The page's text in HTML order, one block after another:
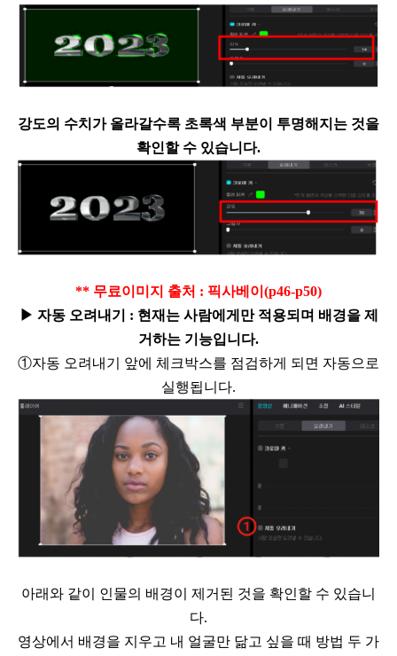
강도의 수치가 올라갈수록 초록색 부분이 투명해지는 것을
확인할 수 있습니다.
** 무료이미지 출처 : 픽사베이 (p46-p50)
▶ 자동 오려내기 : 현재는 사람에게만 적용되며 배경을 제
거하는 기능입니다.
①자동 오려내기 앞에 체크박스를 점검하게 되면 자동으로
실행됩니다.
아래와 같이 인물의 배경이 제거된 것을 확인할 수 있습니
다.
영상에서 배경을 지우고 내 얼굴만 닮고 싶을 때 방법 두 가